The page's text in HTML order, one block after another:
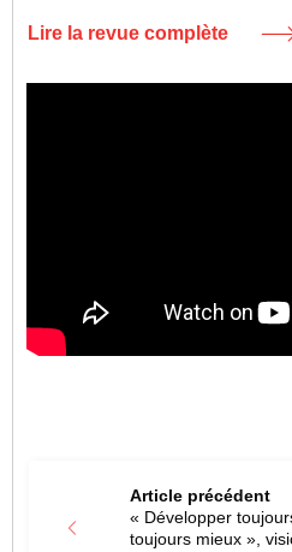
Lire la revue complète
Article précédent
« Développer
toujours mieux »,